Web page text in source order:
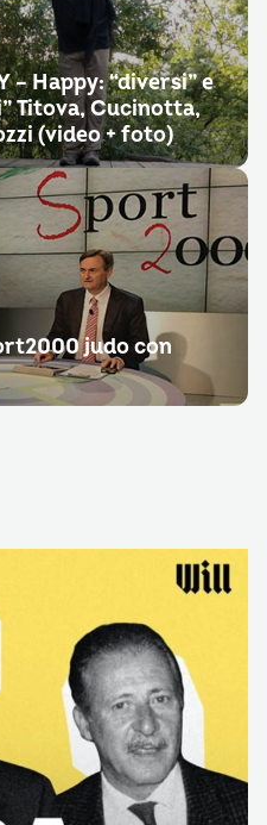
– Happy: “diversi” e
Titova, Cucinotta,
(video + foto)
judo con